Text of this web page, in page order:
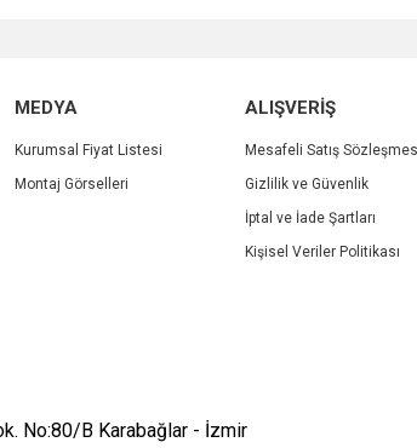
MEDYA
Kurumsal Fiyat Listesi
Montaj Görselleri
ALIŞVERİŞ
Mesafeli Satış
Gizlilik ve Güvenlik
İptal ve İade Şartları
Kişisel Veriler Politikası
No:80/B Karabağlar - İzmir